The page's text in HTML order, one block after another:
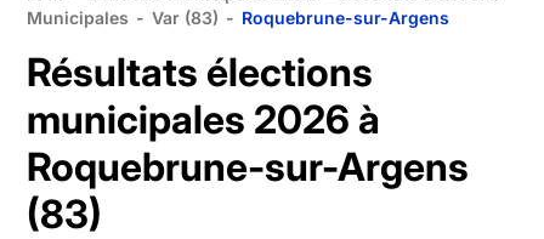
Municipales - Var (83) - Roquebrune-sur-Argens
Résultats élections
municipales 2026 à
Roquebrune-sur-Argens
(83)